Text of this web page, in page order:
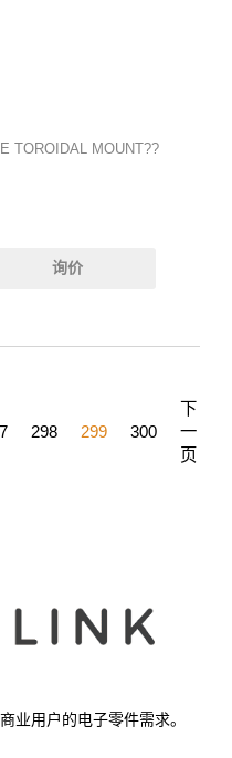
TOROIDAL MOUNT??
询价
298 299 300
下
一
页
业用户的电子零件需求。